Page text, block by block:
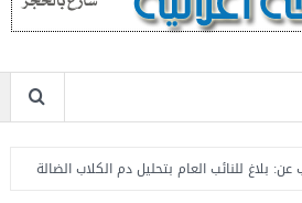
للنائب العام بتحليل دم الكلاب الضالة